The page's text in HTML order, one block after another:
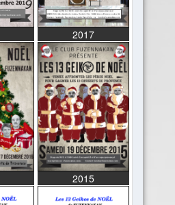
2017
2015